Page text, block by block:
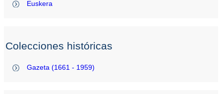
Euskera
Colecciones históricas
Gazeta (1661 - 1959)